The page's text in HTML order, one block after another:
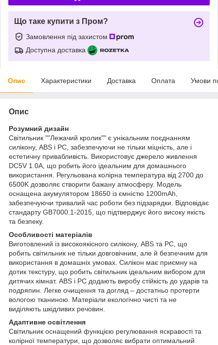
Що таке купити з Пром?
Замовлення під захистом
Доступна доставка
Опис Характеристики Доставка Оплата Умови
Опис
Розумний дизайн
Світильник ""Лежачий кролик"" є унікальним поєднанням
силікону, ABS і PC, забезпечуючи не тільки міцність, але і
естетичну привабливість. Використовує джерело живлення
DC5V 1.0A, що робить його ідеальним для домашнього
використання. Регульована колірна температура від 2700 до
6500K дозволяє створити бажану атмосферу. Модель
оснащена акумулятором 18650 із ємністю 1200mAh,
забезпечуючи тривалий час роботи без підзарядки. Відповідає
стандарту GB7000.1-2015, що підтверджує його високу якість
та безпеку.
Особливості матеріалів
Виготовлений із високоякісного силікону, ABS та PC, що
робить світильник не тільки довговічним, але й безпечним для
використання в домашніх умовах. Силікон має приємну на
дотик текстуру, що робить світильник ідеальним вибором для
дитячих кімнат. ABS і PC додають виробу стійкість до ударів та
подряпин. Легке очищення та догляд – достатньо протерти
вологою тканиною. Матеріали екологічно чисті та не
виділяють шкідливих речовин.
Адаптивне освітлення
Світильник оснащений функцією регулювання яскравості та
колірної температури, що дозволяє вибрати оптимальний